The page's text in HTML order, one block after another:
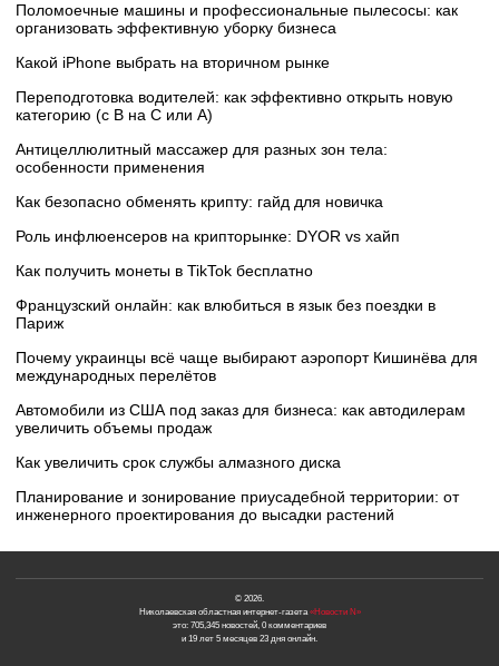
Поломоечные машины и профессиональные пылесосы: как
организовать эффективную уборку бизнеса
Какой iPhone выбрать на вторичном рынке
Переподготовка водителей: как эффективно открыть новую
категорию (с B на C или А)
Антицеллюлитный массажер для разных зон тела:
особенности применения
Как безопасно обменять крипту: гайд для новичка
Роль инфлюенсеров на крипторынке: DYOR vs хайп
Как получить монеты в TikTok бесплатно
Французский онлайн: как влюбиться в язык без поездки в
Париж
Почему украинцы всё чаще выбирают аэропорт Кишинёва для
международных перелётов
Автомобили из США под заказ для бизнеса: как автодилерам
увеличить объемы продаж
Как увеличить срок службы алмазного диска
Планирование и зонирование приусадебной территории: от
инженерного проектирования до высадки растений
© 2026.
Николаевская областная интернет-газета«Новости N»
это: 705,345 новостей, 0 комментариев
и 19 лет 5 месяцев 23 дня онлайн.